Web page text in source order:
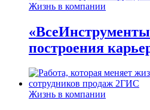
Жизнь в компании
построения
Жизнь в компании